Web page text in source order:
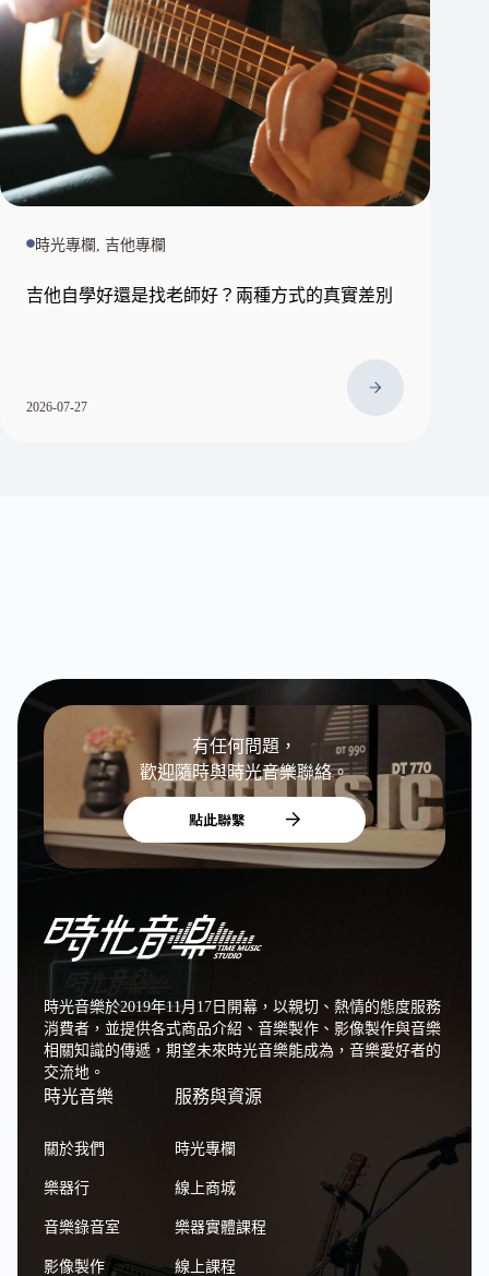
時光專欄, 吉他專欄
吉他自學好還是找老師好？兩種方式的真實差別
2026-07-27
有任何問題，
歡迎隨時與時光音樂聯絡。
點此聯繫
時光音樂於2019年11月17日開幕，以親切、熱情的態度服務
消費者，並提供各式商品介紹、音樂製作、影像製作與音樂
相關知識的傳遞，期望未來時光音樂能成為，音樂愛好者的
交流地。
時光音樂
關於我們
樂器行
音樂錄音室
影像製作
服務與資源
時光專欄
線上商城
樂器實體課程
線上課程